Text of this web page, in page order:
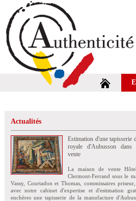
Actualités
Estimation d'une tapisserie
royale d'Aubusson dans
vente
La maison de vente
Clermont-Ferrand sous le
Vassy, Courtadon et Thomas, commissaires
avec notre cabinet d'expertise et d'estimation
enchères une tapisserie de la manufacture